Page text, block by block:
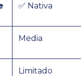
✅ Nativa
Media
Limitado